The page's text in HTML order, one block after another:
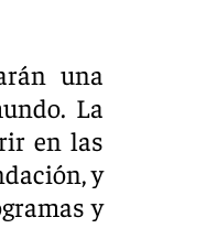
una
La
en las
y
y